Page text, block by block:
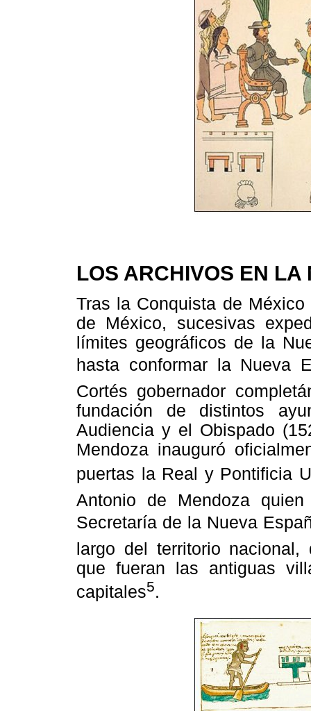
LOS ARCHIVOS EN LA
Tras la Conquista de
de México, sucesivas
límites geográficos de la
hasta conformar la Nueva
Cortés gobernador
fundación de distintos
Audiencia y el Obispado
Mendoza inauguró
puertas la Real y Pontificia
Antonio de Mendoza
Secretaría de la Nueva
largo del territorio nacional,
que fueran las antiguas
capitales5.